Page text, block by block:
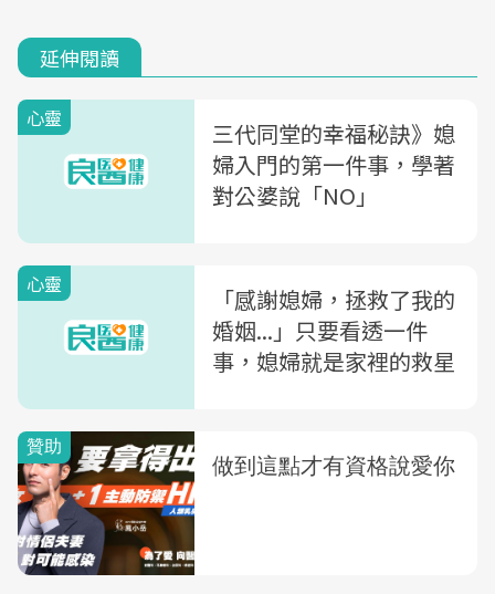
延伸閱讀
心靈
三代同堂的幸福秘訣》媳
婦入門的第一件事，學著
對公婆說「NO」
心靈
「感謝媳婦，拯救了我的
婚姻...」只要看透一件
事，媳婦就是家裡的救星